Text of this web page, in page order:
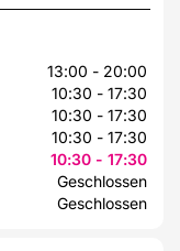
13:00 - 20:00
10:30 - 17:30
10:30 - 17:30
10:30 - 17:30
10:30 - 17:30
Geschlossen
Geschlossen